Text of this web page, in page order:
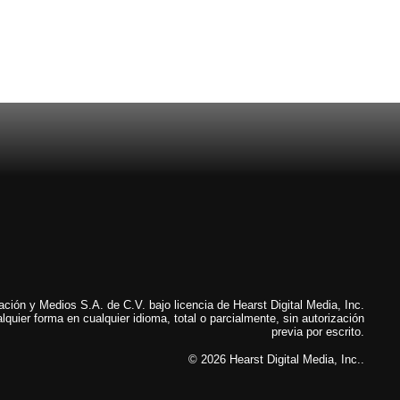
y Medios S.A. de C.V. bajo licencia de Hearst Digital Media, Inc.
forma en cualquier idioma, total o parcialmente, sin autorización
previa por escrito.
© 2026 Hearst Digital Media, Inc..